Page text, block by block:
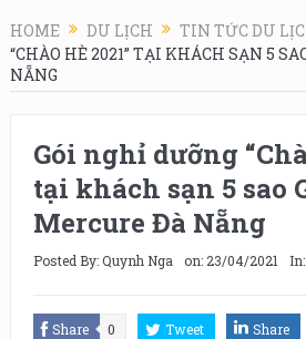
HOME DU LỊCH TIN TỨC DU
“CHÀO HÈ 2021” TẠI KHÁCH SẠN 5
NẴNG
Gói nghỉ dưỡng
tại khách sạn 5 sao
Mercure Đà Nẵng
Posted By:Quynh Nga on: 23/04/2021 In:
Share 0 Tweet Share